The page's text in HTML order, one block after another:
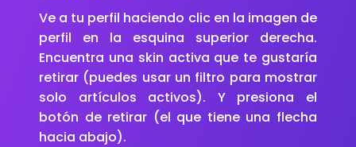
Ve a tu perfil haciendo clic en la imagen de
perfil en la esquina superior derecha.
Encuentra una skin activa que te gustaría
retirar (puedes usar un filtro para mostrar
solo artículos activos). Y presiona el
botón de retirar (el que tiene una flecha
hacia abajo).